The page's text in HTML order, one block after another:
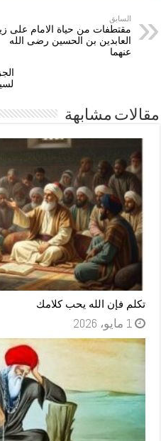
السابق
مقتطفات من حياة الامام على
العابدين بن الحسين رضى الله
عنهما
مقالات مشابهة
تكلم فإن الله يحب كلامك
1 مايو، 2026